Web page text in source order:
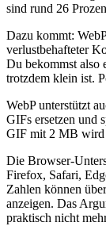
sind rund 26
Dazu kommt:
verlustbehafteter
Du bekommst also
trotzdem klein ist.
WebP unterstützt
GIFs ersetzen und
GIF mit 2 MB wird
Die Browser-
Firefox, Safari,
Zahlen können
anzeigen. Das
praktisch nicht